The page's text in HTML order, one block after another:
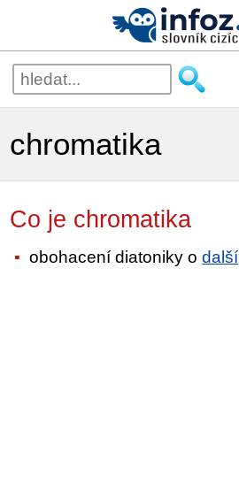
chromatika
Co je chromatika
obohacení diatoniky odalší